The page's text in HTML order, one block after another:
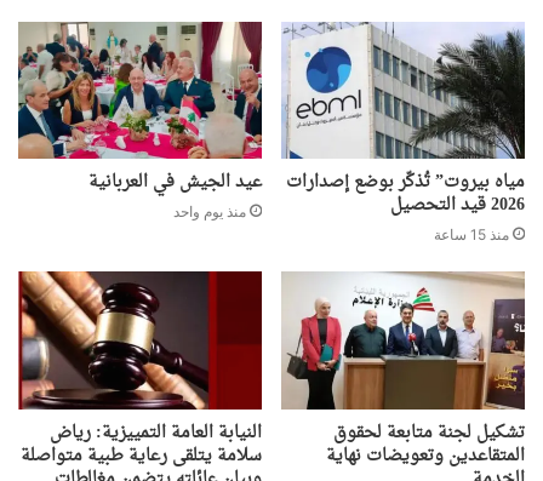
مياه بيروت” تُذكّر بوضع إصدارات
2026 قيد التحصيل
منذ 15 ساعة
عيد الجيش في العربانية
منذ يوم واحد
تشكيل لجنة متابعة لحقوق
المتقاعدين وتعويضات نهاية
النيابة العامة التمييزية: رياض
سلامة يتلقى رعاية طبية متواصلة